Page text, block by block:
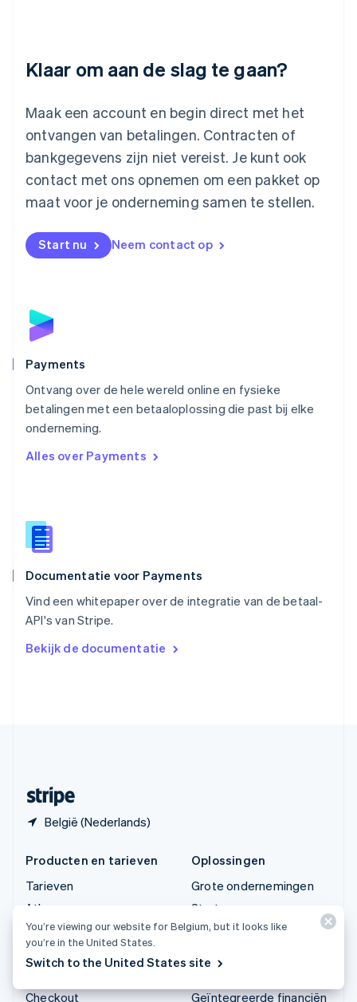
Klaar om aan de slag te gaan?
Maak een account en begin direct met het
ontvangen van betalingen. Contracten of
bankgegevens zijn niet vereist. Je kunt ook
contact met ons opnemen om een pakket op
maat voor je onderneming samen te stellen.
Start nu Neem contact op
Payments
Ontvang over de hele wereld online en fysieke
betalingen met een betaaloplossing die past bij elke
onderneming.
Alles over Payments
Documentatie voor Payments
Vind een whitepaper over de integratie van de betaal-
API's van Stripe.
Bekijk de documentatie
België (Nederlands)
FrançaisDeutschEnglish
English
Malta
English
Mexico
Nederland
NederlandsEnglish
English
Noorwegen
Polen
English
Português
English
Singapore
English简体中文
EnglishItaliano
Español
Thailand
Tsjechië
Vasteland van China
简体中文English
English
Producten en tarieven
Tarieven
Atlas
Authorization Boost
Billing
Checkout
Oplossingen
Grote ondernemingen
Start-ups
Agentic commerce
Geïntegreerde financiën
You’re viewing our website for Belgium, but it looks like
you’re in the United States.
Switch to the United States site